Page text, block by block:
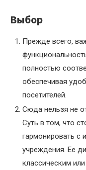
Выбор
Прежде всего,
полностью
обеспечивая
посетителей.
Сюда нельзя не
Суть в том, что
гармонировать с
учреждения. Ее
классическим